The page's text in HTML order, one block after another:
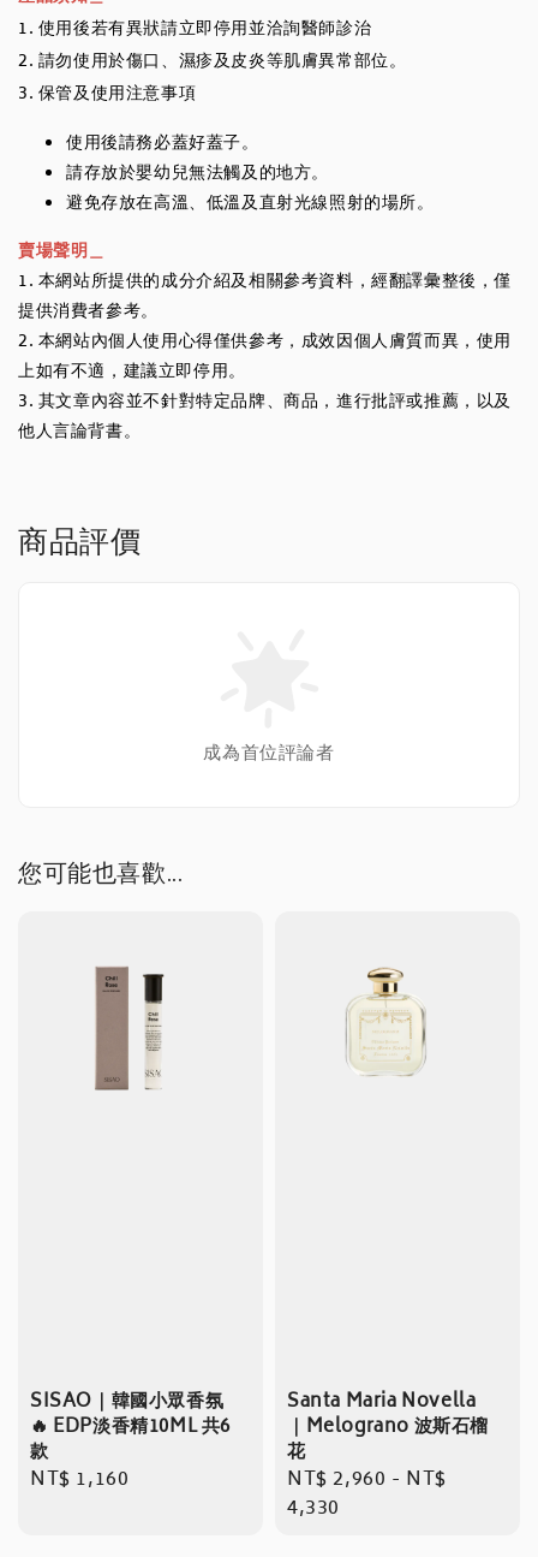
1. 使用後若有異狀請立即停用並洽詢醫師診治
2. 請勿使用於傷口、濕疹及皮炎等肌膚異常部位。
3. 保管及使用注意事項
使用後請務必蓋好蓋子。
請存放於嬰幼兒無法觸及的地方。
避免存放在高溫、低溫及直射光線照射的場所。
賣場聲明＿
1. 本網站所提供的成分介紹及相關參考資料，經翻譯彙整後，僅
提供消費者參考。
2. 本網站內個人使用心得僅供參考，成效因個人膚質而異，使用
上如有不適，建議立即停用。
3. 其文章內容並不針對特定品牌、商品，進行批評或推薦，以及
他人言論背書。
商品評價
成為首位評論者
您可能也喜歡...
SISAO｜韓國小眾香氛
🔥 EDP淡香精10ML 共6
款
Regular
NT$ 1,160
Santa Maria Novella
｜Melograno 波斯石榴
花
Regular
price
NT$ 2,960 - NT$
4,330